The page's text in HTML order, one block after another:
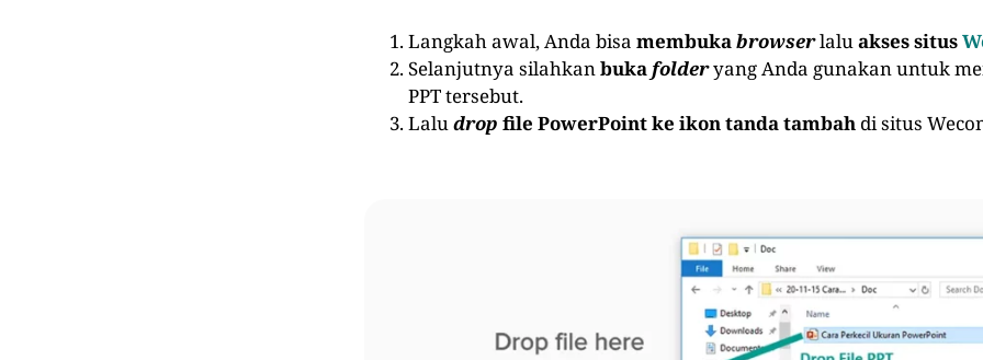
Langkah awal, Anda bisa membukabrowserlaluakses situs
Selanjutnya silahkanbukafolderyang Anda gunakan untuk
PPT tersebut.
Laludrop file PowerPoint ke ikon tanda tambah di situs